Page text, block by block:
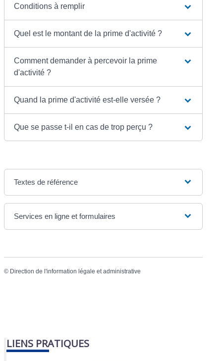
Conditions à remplir
Quel est le montant de la prime d'activité ?
Comment demander à percevoir la prime
d'activité ?
Quand la prime d'activité est-elle versée ?
Que se passe t-il en cas de trop perçu ?
Textes de référence
Services en ligne et formulaires
© Direction de l'information légale et administrative
LIENS PRATIQUES